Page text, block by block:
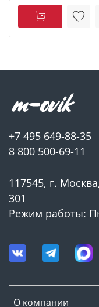
О компании
+7 495 649-88-35
8 800 500-69-11
117545, г.
301
Режим работы: